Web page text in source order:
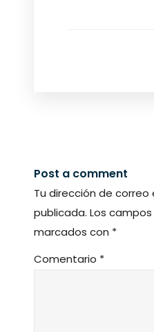
Post a comment
Tu dirección de
publicada. Los
marcados con *
Comentario *